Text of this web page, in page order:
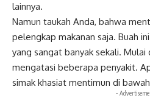
lainnya.
Namun taukah Anda, bahwa
pelengkap makanan saja. Buah
yang sangat banyak sekali.
mengatasi beberapa penyakit.
simak khasiat mentimun di
-